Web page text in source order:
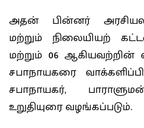
அதன் பின்னர்
மற்றும் நிலையியற்
மற்றும் 06 ஆகியவற்றின்
சபாநாயகரை
சபாநாயகர்,
உறுதியுரை வழங்கப்படும்.